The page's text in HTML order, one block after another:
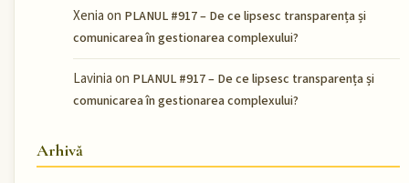
Xeniaon PLANUL #917 – De ce lipsesc transparența și
comunicarea în gestionarea complexului?
Laviniaon PLANUL #917 – De ce lipsesc transparența și
comunicarea în gestionarea complexului?
Arhivă